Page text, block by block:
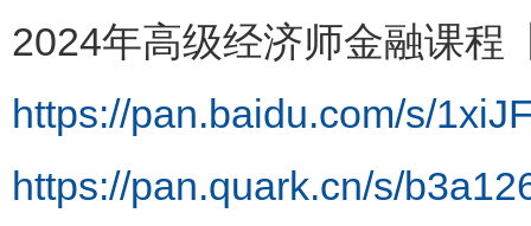
2024年高级经济师金融课程
https://pan.baidu.com/s/
https://pan.quark.cn/s/